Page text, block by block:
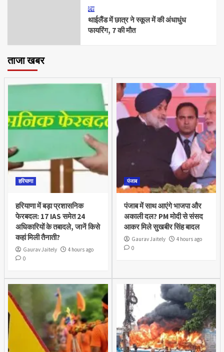
देश
थाईलैंड में छात्र ने स्कूल में की अंधाधुंध
फायरिंग, 7 की मौत
ताजा खबर
हरियाणा
हरियाणा में बड़ा प्रशासनिक
फेरबदल: 17 IAS समेत 24
अधिकारियों के तबादले, जानें किसे
कहां मिली तैनाती?
Gaurav Jaitely
4 hours ago
0
पंजाब
पंजाब में साथ आएंगे भाजपा और
अकाली दल? PM मोदी से संसद
आकर मिले सुखबीर सिंह बादल
Gaurav Jaitely
4 hours ago
0